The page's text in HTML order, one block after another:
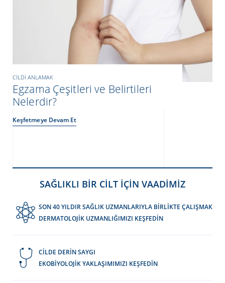
CILDI ANLAMAK
Egzama Çeşitleri ve Belirtileri
Nelerdir?
Keşfetmeye Devam Et
SAĞLIKLI BİR CİLT İÇİN VAADİMİZ
SON 40 YILDIR SAĞLIK UZMANLARIYLA BİRLİKTE ÇALIŞMAK
DERMATOLOJİK UZMANLIĞIMIZI KEŞFEDİN
CİLDE DERİN SAYGI
EKOBİYOLOJİK YAKLAŞIMIMIZI KEŞFEDİN